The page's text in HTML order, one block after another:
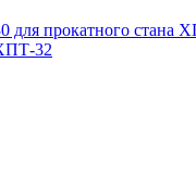
для прокатного стана
32